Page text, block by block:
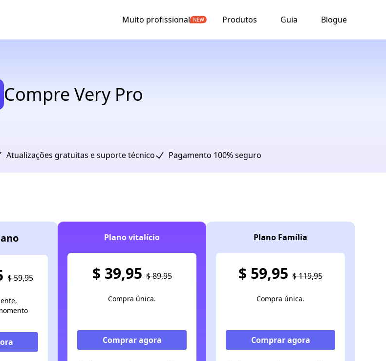
Muito profissional Produtos Guia Blogue
Compre Very Pro
Atualizações gratuitas e suporte técnico Pagamento 100% seguro
$ 59,95
Plano vitalício
$ 39,95 $ 89,95
Compra única.
Comprar agora
Plano Família
$ 59,95 $ 119,95
Compra única.
Comprar agora